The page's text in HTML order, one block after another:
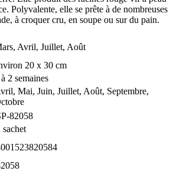
Polyvalente, elle se prête à de nombreuses
à croquer cru, en soupe ou sur du pain.
Avril, Juillet, Août
20 x 30 cm
2 semaines
Mai, Juin, Juillet, Août, Septembre,
82058
sachet